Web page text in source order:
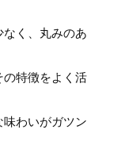
く、丸みのあ
特徴をよく活
味わいがガツン